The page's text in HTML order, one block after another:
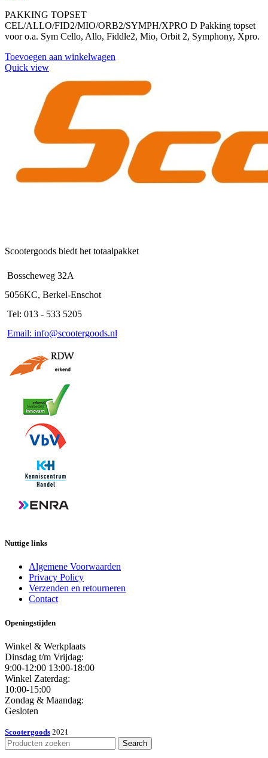
PAKKING TOPSET
CEL/ALLO/FID2/MIO/ORB2/SYMPH/XPRO D Pakking topset
voor o.a. Sym Cello, Allo, Fiddle2, Mio, Orbit 2, Symphony, Xpro.
Toevoegen aan winkelwagen
Quick view
Scootergoods biedt het totaalpakket
Bosscheweg 32A
5056KC, Berkel-Enschot
Tel: 013 - 533 5205
Email: info@scootergoods.nl
Nuttige links
Algemene Voorwaarden
Privacy Policy
Verzenden en retourneren
Contact
Openingstijden
Winkel & Werkplaats
Dinsdag t/m Vrijdag:
9:00-12:00 13:00-18:00
Winkel Zaterdag:
10:00-15:00
Zondag & Maandag:
Gesloten
Scootergoods 2021
Search